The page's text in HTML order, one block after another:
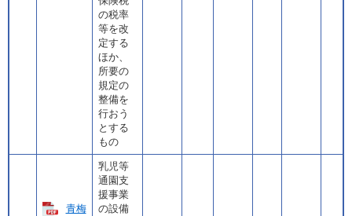
の税率
等を改
定する
ほか、
所要の
規定の
整備を
行おう
とする
もの
青梅
乳児等
通園支
援事業
の設備